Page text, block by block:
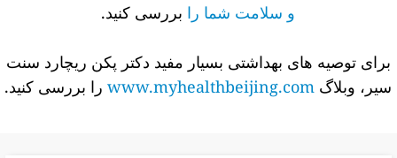
و سلامت شما را بررسی کنید.
برای توصیه های بهداشتی بسیار مفید دکتر پکن ریچارد سنت
سیر، وبلاگ www.myhealthbeijing.comرا بررسی کنید.